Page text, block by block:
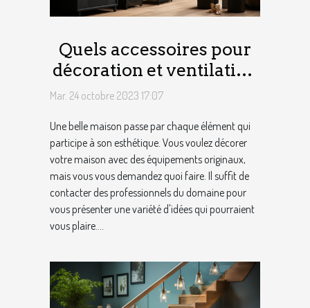
Quels accessoires pour
décoration et ventilation
de maison ?
Mar. 24 octobre 2023 17:07
Une belle maison passe par chaque élément qui
participe à son esthétique. Vous voulez décorer
votre maison avec des équipements originaux,
mais vous vous demandez quoi faire. Il suffit de
contacter des professionnels du domaine pour
vous présenter une variété d'idées qui pourraient
vous plaire....